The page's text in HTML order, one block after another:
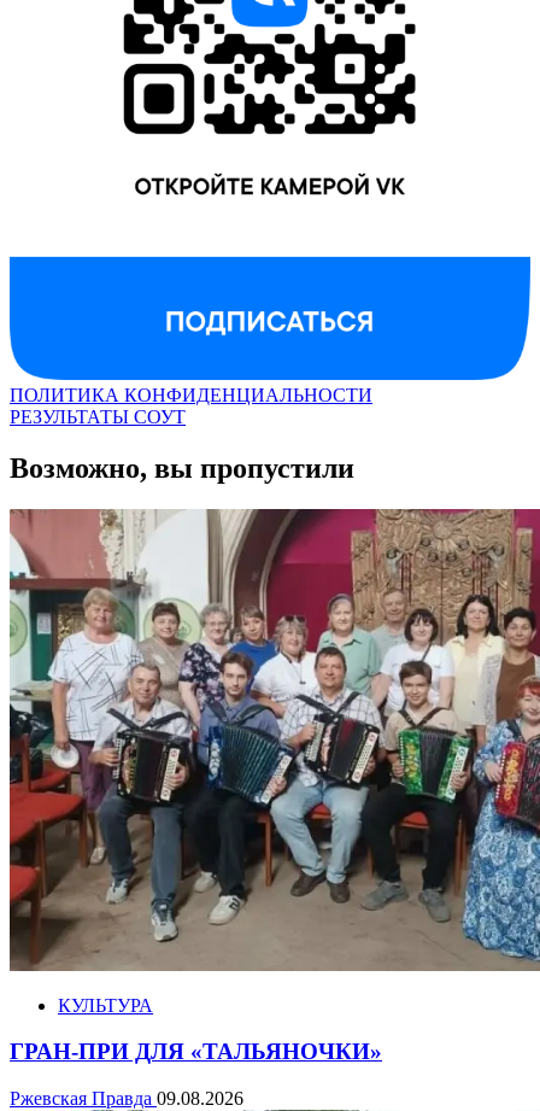
ПОЛИТИКА КОНФИДЕНЦИАЛЬНОСТИ
РЕЗУЛЬТАТЫ СОУТ
Возможно, вы пропустили
КУЛЬТУРА
ГРАН-ПРИ ДЛЯ «ТАЛЬЯНОЧКИ»
Ржевская Правда 09.08.2026